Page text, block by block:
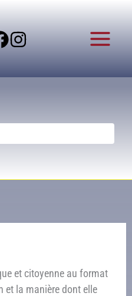
et citoyenne au format
et la manière dont elle